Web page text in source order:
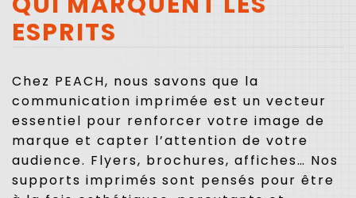
ESPRITS
Chez PEACH, nous savons que la
communication imprimée est un vecteur
essentiel pour renforcer votre image de
marque et capter l’attention de votre
audience. Flyers, brochures, affiches… Nos
supports imprimés sont pensés pour être